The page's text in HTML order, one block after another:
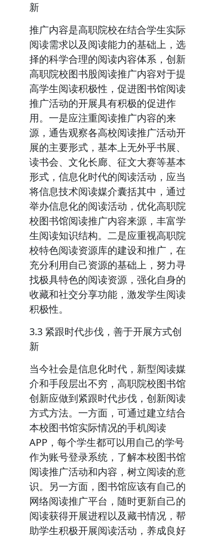
新
推广内容是高职院校在结合学生实际
阅读需求以及阅读能力的基础上，选
择的科学合理的阅读内容体系，创新
高职院校图书股阅读推广内容对于提
高学生阅读积极性，促进图书馆阅读
推广活动的开展具有积极的促进作
用。一是应注重阅读推广内容的来
源，通告观察各高校阅读推广活动开
展的主要形式，基本上无外乎书展、
读书会、文化长廊、征文大赛等基本
形式，信息化时代的阅读活动，应当
将信息技术阅读媒介囊括其中，通过
举办信息化的阅读活动，优化高职院
校图书馆阅读推广内容来源，丰富学
生阅读知识结构。二是应重视高职院
校特色阅读资源库的建设和推广，在
充分利用自己资源的基础上，努力寻
找极具特色的阅读资源，强化自身的
收藏和社交分享功能，激发学生阅读
积极性。
3.3 紧跟时代步伐，善于开展方式创
新
当今社会是信息化时代，新型阅读媒
介和手段层出不穷，高职院校图书馆
创新应做到紧跟时代步伐，创新阅读
方式方法。一方面，可通过建立结合
本校图书馆实际情况的手机阅读
APP，每个学生都可以用自己的学号
作为账号登录系统，了解本校图书馆
阅读推广活动和内容，树立阅读的意
识。另一方面，图书馆应该有自己的
网络阅读推广平台，随时更新自己的
阅读获得开展进程以及藏书情况，帮
助学生积极开展阅读活动，养成良好